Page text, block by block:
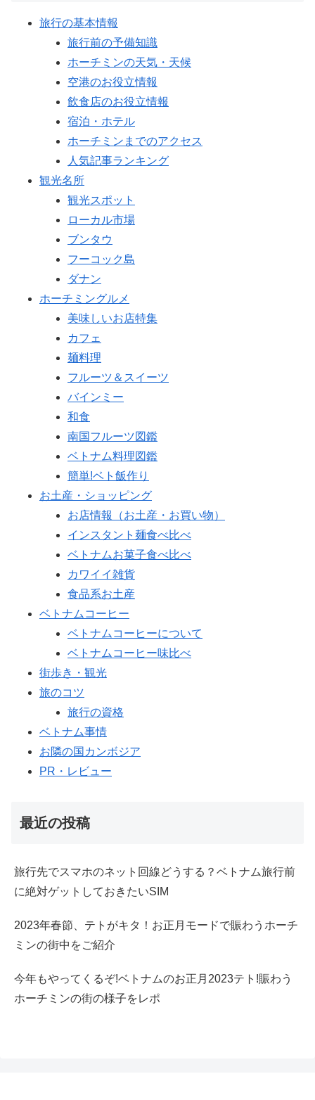
旅行の基本情報
旅行前の予備知識
ホーチミンの天気・天候
空港のお役立情報
飲食店のお役立情報
宿泊・ホテル
ホーチミンまでのアクセス
人気記事ランキング
観光名所
観光スポット
ローカル市場
ブンタウ
フーコック島
ダナン
ホーチミングルメ
美味しいお店特集
カフェ
麺料理
フルーツ＆スイーツ
バインミー
和食
南国フルーツ図鑑
ベトナム料理図鑑
簡単!ベト飯作り
お土産・ショッピング
お店情報（お土産・お買い物）
インスタント麺食べ比べ
ベトナムお菓子食べ比べ
カワイイ雑貨
食品系お土産
ベトナムコーヒー
ベトナムコーヒーについて
ベトナムコーヒー味比べ
街歩き・観光
旅のコツ
旅行の資格
ベトナム事情
お隣の国カンボジア
PR・レビュー
最近の投稿
旅行先でスマホのネット回線どうする？ベトナム旅行前
に絶対ゲットしておきたいSIM
2023年春節、テトがキタ！お正月モードで賑わうホーチ
ミンの街中をご紹介
今年もやってくるぞ!ベトナムのお正月2023テト!賑わう
ホーチミンの街の様子をレポ